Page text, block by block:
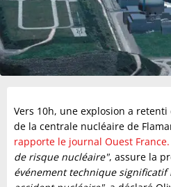
Vers 10h, une explosion a
de la centrale nucléaire de
rapporte le journal Ouest France.
de risque nucléaire", assure la
événement technique significatif